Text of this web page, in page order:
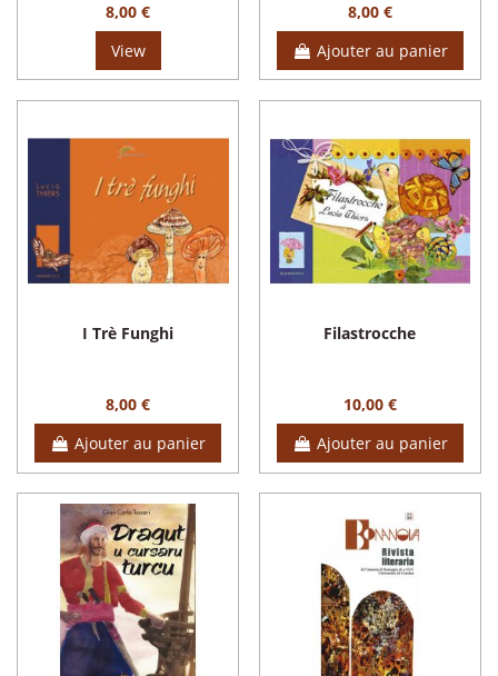
8,00 €
View
8,00 €
Ajouter au panier
I Trè Funghi
8,00 €
Ajouter au panier
Filastrocche
10,00 €
Ajouter au panier